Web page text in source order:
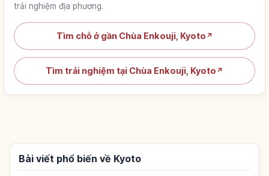
trải nghiệm địa phương.
Tìm chỗ ở gần Chùa Enkouji, Kyoto ↗
Tìm trải nghiệm tại Chùa Enkouji, Kyoto ↗
Bài viết phổ biến về Kyoto